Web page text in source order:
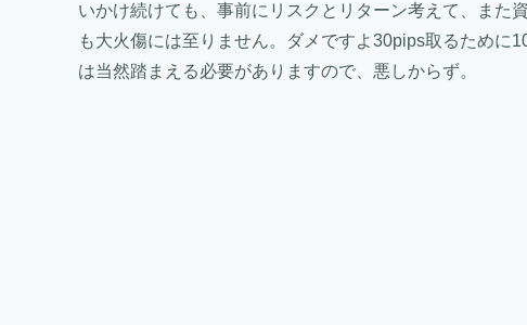
いかけ続けても、事前にリスクとリターン考えて、また
も大火傷には至りません。ダメですよ30pips取るために
は当然踏まえる必要がありますので、悪しからず。